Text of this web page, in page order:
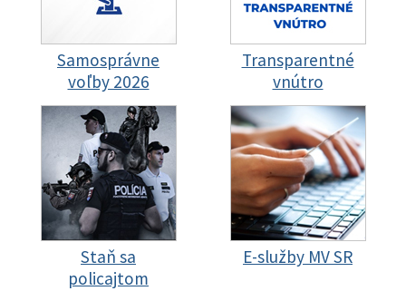
Samosprávne
voľby 2026
Transparentné
vnútro
Staň sa
policajtom
E-služby MV SR